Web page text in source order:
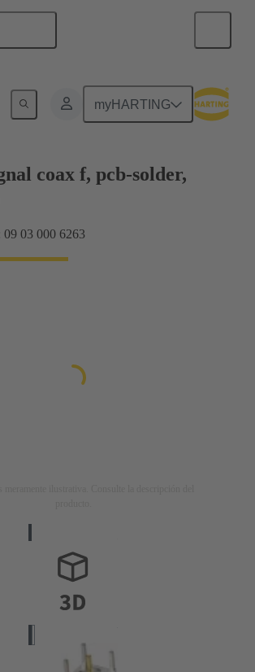
myHARTING
de placa madre a tarjeta hija
coax f, pcb-solder,
03 000 6263